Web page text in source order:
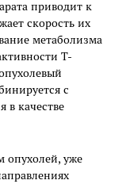
приводит к
скорость их
метаболизма
Т-
с
в качестве
опухолей, уже